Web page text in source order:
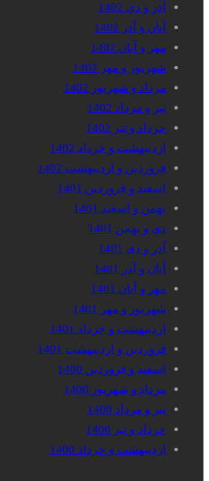
آذر و دی 1402
آبان و آذر 1402
مهر و آبان 1402
شهریور و مهر 1402
مرداد و شهریور 1402
تیر و مرداد 1402
خرداد و تیر 1402
اردیبهشت و خرداد 1402
فروردین و اردیبهشت 1402
اسفند و فروردین 1401
بهمن و اسفند 1401
دی و بهمن 1401
آذر و دی 1401
آبان و آذر 1401
مهر و آبان 1401
شهریور و مهر 1401
اردیبهشت و خرداد 1401
فروردین و اردیبهشت 1401
اسفند و فروردین 1400
مرداد و شهریور 1400
تیر و مرداد 1400
خرداد و تیر 1400
اردیبهشت و خرداد 1400